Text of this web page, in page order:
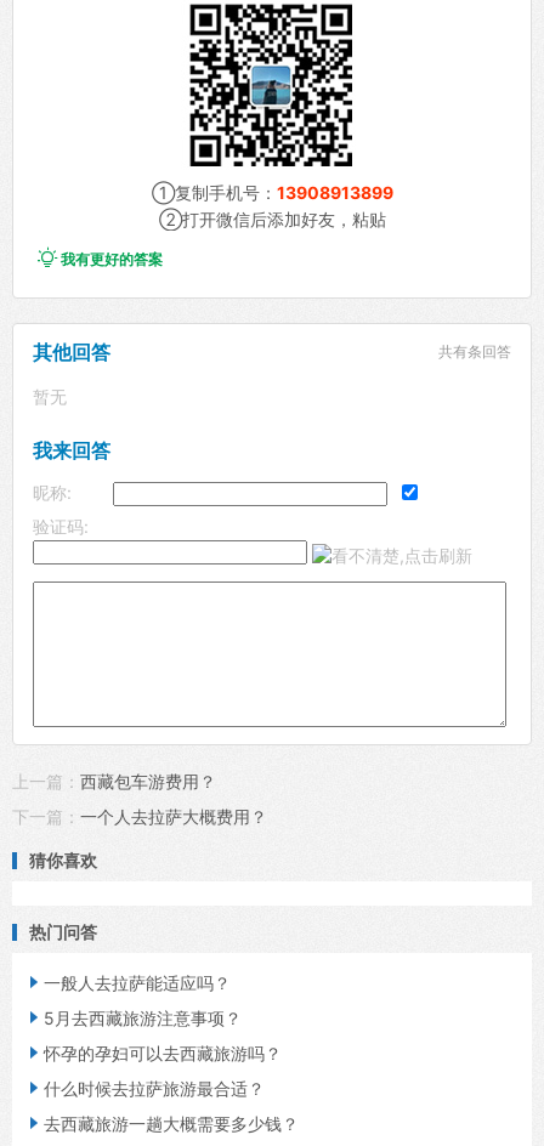
①复制手机号： 13908913899
②打开微信后添加好友，粘贴
我有更好的答案
其他回答 共有条回答
暂无
我来回答
昵称:
验证码:
上一篇： 西藏包车游费用？
下一篇： 一个人去拉萨大概费用？
猜你喜欢
热门问答
 一般人去拉萨能适应吗？
 5月去西藏旅游注意事项？
怀孕的孕妇可以去西藏旅游吗？
 什么时候去拉萨旅游最合适？
 去西藏旅游一趟大概需要多少钱？